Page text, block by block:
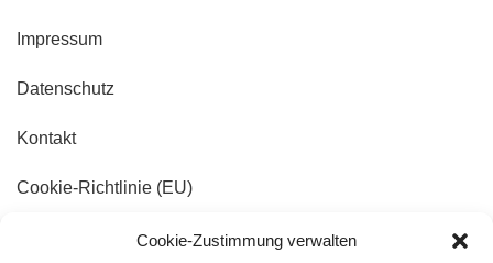
Cookie-Zustimmung verwalten
Impressum
Datenschutz
Kontakt
Cookie-Richtlinie (EU)